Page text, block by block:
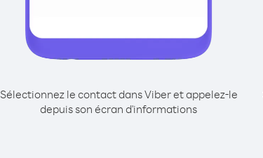
Sélectionnez le contact dans Viber et appelez-le
depuis son écran d'informations